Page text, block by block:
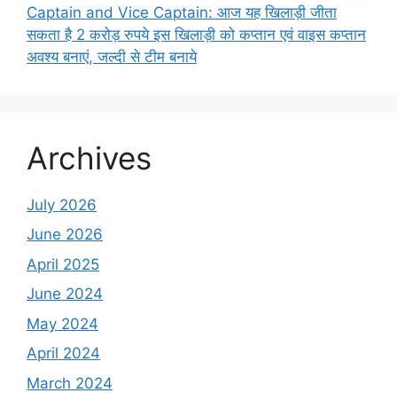
Captain and Vice Captain: आज यह खिलाड़ी जीता
सकता है 2 करोड़ रुपये इस खिलाड़ी को कप्तान एवं वाइस कप्तान
अवश्य बनाएं, जल्दी से टीम बनाये
Archives
July 2026
June 2026
April 2025
June 2024
May 2024
April 2024
March 2024